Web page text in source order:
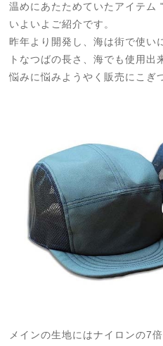
温めにあたためていたアイテ
いよいよご紹介です。
昨年より開発し、海は街で使い
トなつばの長さ、海でも使用出
悩みに悩みようやく販売にこぎ
メインの生地にはナイロンの7